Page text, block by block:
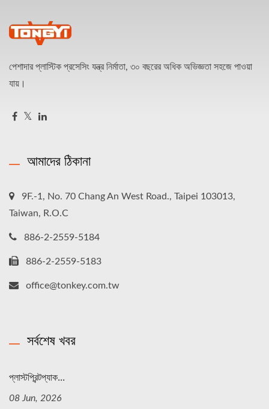
পেশাদার প্লাস্টিক প্রসেসিং যন্ত্র নির্মাতা, ৩০ বছরের অধিক অভিজ্ঞতা সহজে পাওয়া
যায়।
আমাদের ঠিকানা
9F.-1, No. 70 Chang An West Road., Taipei 103013,
Taiwan, R.O.C
886-2-2559-5184
886-2-2559-5183
office@tonkey.com.tw
সর্বশেষ খবর
প্লাস্টপ্রিন্টপ্যাক...
08 Jun, 2026